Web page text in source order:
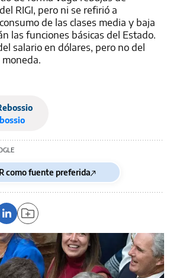
RIGI, pero ni se refirió a
de las clases media y baja
las funciones básicas del Estado.
salario en dólares, pero no del
como fuente preferida